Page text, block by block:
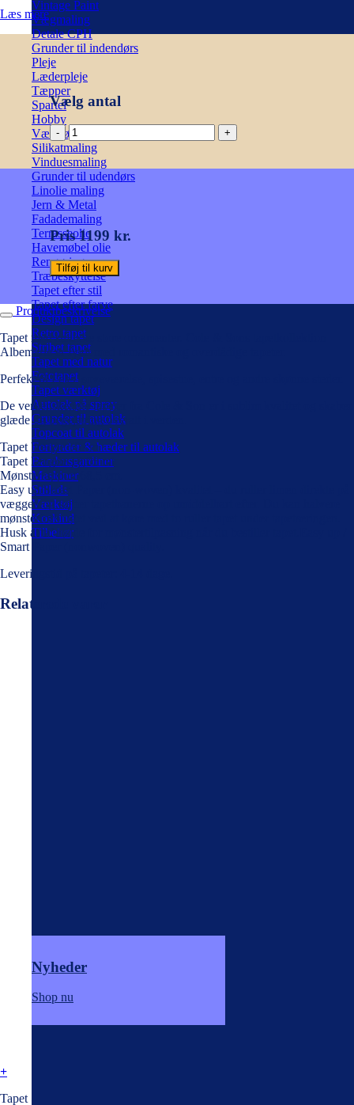
Vintage Paint
Vægmaling
Detale CPH
Grunder til indendørs
Pleje
Læderpleje
Tæpper
Spartel
Hobby
Værktøj
Silikatmaling
Vinduesmaling
Grunder til udendørs
Linolie maling
Jern & Metal
Fadademaling
Terrasseolie
Havemøbel olie
Rengøring
Træbeskyttelse
Tapet efter stil
Tapet efter farve
Design tapet
Retro tapet
Stribet tapet
Tapet med natur
Fototapet
Tapet værktøj
Autolak på spray
Grunder til autolak
Topcoat til autolak
Fortynder & hæder til autolak
Bambusgardiner
Maskiner
Stillads
Værktøj
Koskind
Tilbehør
Nyheder
Shop nu
Læs mere
Vælg antal
Aldwych
tapet,
grå
/
grøn.
Cole
&
Son
Albemarle
antal
Pris 1199 kr.
Tilføj til kurv
Produktbeskrivelse
Tapet med smukke store ornamenter. Cole & Sons tapetkollektion
Albemarle er fyldt med romantiske og overdådige tapeter.
Perfekt til f.eks. soveværelse, spisestue, entre og andre skønne steder.
De verdenskendte tapeter fra Cole & Son er i sublim kvalitet og skaber
glæde og begejstring overalt i verden.
Tapet bredde 50 cm
Tapet længde 10,05 mt
Mønsterrapport 68,5 cm.
Easy up/Smart Paper (non-woven) kvalitet – du ruller limen direkte på
væggen og sætter tapetbanerne op umiddelbart efter. Du kan halvere
mønsterforbruget ved at køre med to ruller tapet under tapetseringen.
Husk at ta’ højde for mønstertilpasning når du bestiller tapet.Easy up /
Smart Paper (nonwoven) quality.
Leveringstid på tapeter: 4-14 dage.
Relaterede varer
+
Tapet